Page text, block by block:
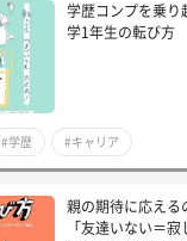
学歴コンプを乗り
学1年生の転び方
#学歴 #キャリア
親の期待に応え
「友達いない＝